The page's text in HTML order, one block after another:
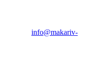
info@makariv-